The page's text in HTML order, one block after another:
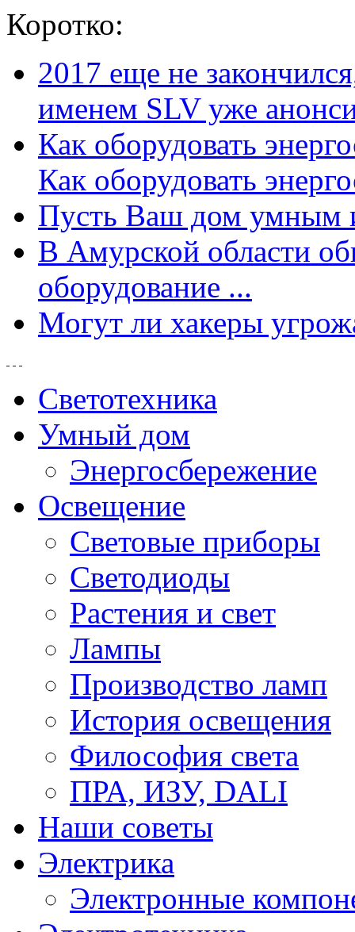
Коротко:
2017 еще не
именем SLV уже
Как оборудовать
Как оборудовать
Пусть Ваш дом умным
В Амурской области
оборудование ...
Могут ли хакеры
Светотехника
Умный дом
Энергосбережение
Освещение
Световые приборы
Светодиоды
Растения и свет
Лампы
Производство ламп
История освещения
Философия света
ПРА, ИЗУ, DALI
Наши советы
Электрика
Электронные